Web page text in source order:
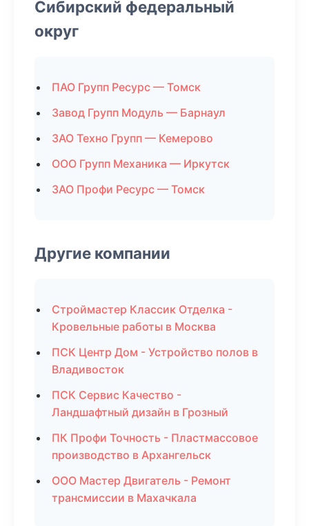
Сибирский федеральный
округ
ПАО Групп Ресурс — Томск
Завод Групп Модуль — Барнаул
ЗАО Техно Групп — Кемерово
ООО Групп Механика — Иркутск
ЗАО Профи Ресурс — Томск
Другие компании
Строймастер Классик Отделка -
Кровельные работы в Москва
ПСК Центр Дом - Устройство полов в
Владивосток
ПСК Сервис Качество -
Ландшафтный дизайн в Грозный
ПК Профи Точность - Пластмассовое
производство в Архангельск
ООО Мастер Двигатель - Ремонт
трансмиссии в Махачкала